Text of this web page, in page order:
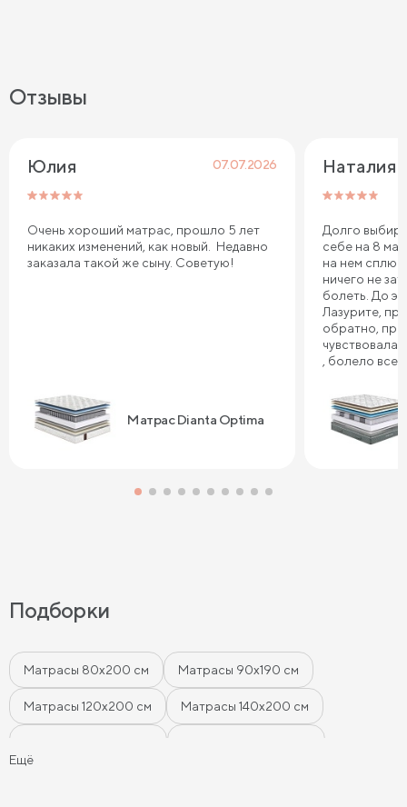
Отзывы
Юлия 07.07.2026
Очень хороший матрас, прошло 5 лет
никаких изменений, как новый. Недавно
заказала такой же сыну. Советую!
Матрас Dianta Optima
Наталия
Долго
себе на 8
на нем сплю.
ничего не
болеть. До
Лазурите,
обратно,
чувствовала
, болело все
Сонум к
дня .
Подборки
Матрасы 80х200 см Матрасы 90х190 см
Матрасы 120х200 см Матрасы 140х200 см
Ещё